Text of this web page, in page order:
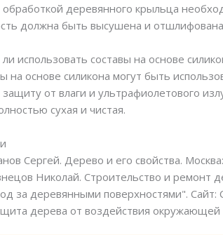
деревянного крыльца
должна быть высушена и
использовать составы на основе
на основе силикона могут быть
от влаги и ультрафиолетового
сухая и чистая.
Сергей. Дерево и его свойства.
Николай. Строительство и ремонт
за деревянными поверхностями".
дерева от воздействия